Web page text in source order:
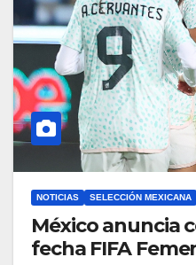
NOTICIAS SELECCIÓN MEXICANA
México anuncia
fecha FIFA